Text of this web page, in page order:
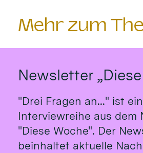
Mehr zum
Newsletter
"Drei Fragen an..." ist
Interviewreihe aus dem
"Diese Woche". Der
beinhaltet aktuelle